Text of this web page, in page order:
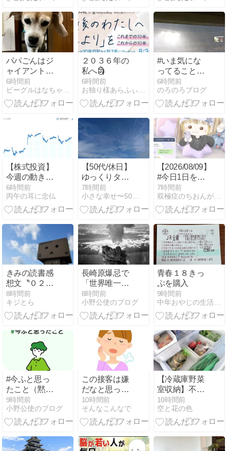
んでみた
パパごんはジ
ャイアントコ
ーン、ママご
んはかき氷
6時間前
ビーグルはなちゃんと５０代夫婦の平凡な生活
２０３６年の
私へ🗿
6時間前
お独り様あらふぃふ備忘録
#いま気にな
ってること〜
雨でキックオ
フ20：00に変
更！
6時間前
のろのろブログ
【株式投資】
今週の動き
（08月第二
週）
6時間前
丙午の耳に念仏
【50代/休日】
ゆっくりタイ
ムに癒やされ
る
7時間前
小さな幸せ〜50代の丁寧な暮らし〜
【2026/08/09】
#今日1日を振
り返ろう~イ
ンドアライフ
を満喫
7時間前
双極症のちおんが通りますよ
きみの読書感
想文〝０２０
ボクが助っ
人？〟
8時間前
キジとら
長崎原爆忌で
「世界唯一の
被爆国は北朝
鮮」と主張す
る男性現る
8時間前
小野公使のブログ
青春１８きっ
ぷを購入
9時間前
中年おやじの生活を綴るブログ
#今ふと思っ
たこと（黙
祷）
9時間前
小野公使のブログ
この接客は嫌
だなと思った
件
10時間前
そんなこんなで
【冷蔵庫野菜
室収納】不織
布の仕切りケ
ースから気づ
いた、素材選
10時間前
空と花の色